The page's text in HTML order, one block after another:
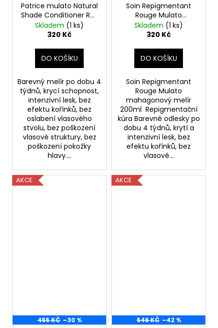
Patrice mulato Natural
Shade Conditioner Re-
Pigments 200ml
chocolate
Skladem (1 ks)
320 Kč
DO KOŠÍKU
Barevný melír po dobu 4
týdnů, krycí schopnost,
intenzivní lesk, bez
efektu kořínků, bez
oslabení vlasového
stvolu, bez poškození
vlasové struktury, bez
poškození pokožky
hlavy....
Soin Repigmentant
Rouge Mulato
mahagonový melír
200ml
Skladem (1 ks)
320 Kč
DO KOŠÍKU
Soin Repigmentant
Rouge Mulato
mahagonový melír
200ml Repigmentační
kúra Barevné odlesky po
dobu 4 týdnů, krytí a
intenzivní lesk, bez
efektu kořínků, bez
vlasové...
AKCE
455 KČ –30 %
AKCE
546 KČ –42 %